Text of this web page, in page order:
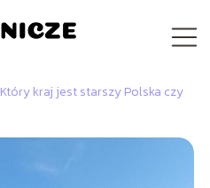
Który kraj jest starszy Polska czy